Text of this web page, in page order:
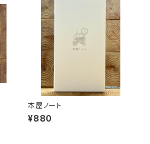
本屋ノート
¥880